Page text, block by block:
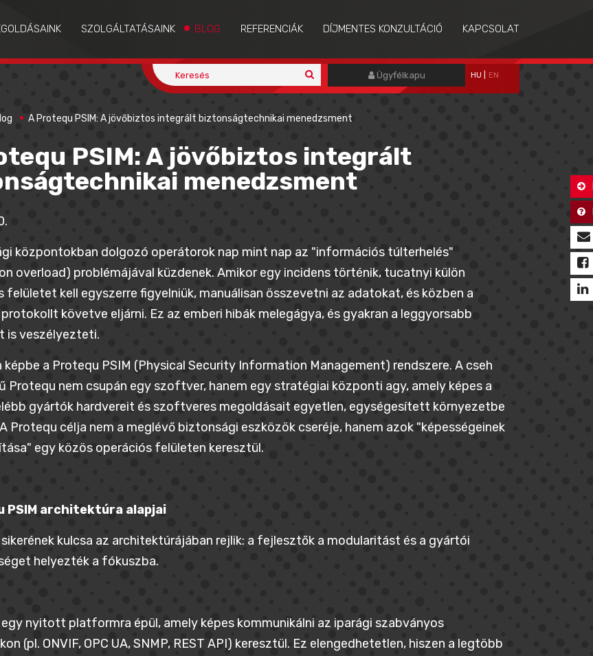
SZOLGÁLTATÁSAINK BLOG REFERENCIÁK DÍJMENTES KONZULTÁCIÓ KAPCSOLAT
Ügyfélkapu HU EN
A Protequ PSIM: A jövőbiztos integrált biztonságtechnikai menedzsment
PSIM: A jövőbiztos integrált
menedzsment
központokban dolgozó operátorok nap mint nap az "információs túlterhelés"
overload) problémájával küzdenek. Amikor egy incidens történik, tucatnyi külön
kell egyszerre figyelniük, manuálisan összevetni az adatokat, és közben a
követve eljárni. Ez az emberi hibák melegágya, és gyakran a leggyorsabb
is veszélyezteti.
képbe a Protequ PSIM (Physical Security Information Management) rendszere. A cseh
Protequ nem csupán egy szoftver, hanem egy stratégiai központi agy, amely képes a
gyártók hardvereit és szoftveres megoldásait egyetlen, egységesített környezetbe
Protequ célja nem a meglévő biztonsági eszközök cseréje, hanem azok "képességeinek
egy közös operációs felületen keresztül.
PSIM architektúra alapjai
kulcsa az architektúrájában rejlik: a fejlesztők a modularitást és a gyártói
helyezték a fókuszba.
nyitott platformra épül, amely képes kommunikálni az iparági szabványos
(pl. ONVIF, OPC UA, SNMP, REST API) keresztül. Ez elengedhetetlen, hiszen a legtöbb